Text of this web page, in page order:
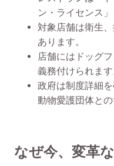
ン・ライセンス
対象店舗は衛生
あります。
店舗にはドッグ
義務付けられます
政府は制度詳細
動物愛護団体との
なぜ今、変革